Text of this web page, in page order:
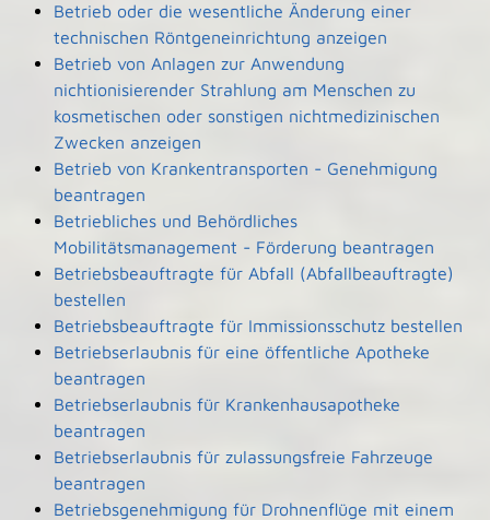
Betrieb oder die wesentliche Änderung einer
technischen Röntgeneinrichtung anzeigen
Betrieb von Anlagen zur Anwendung
nichtionisierender Strahlung am Menschen zu
kosmetischen oder sonstigen nichtmedizinischen
Zwecken anzeigen
Betrieb von Krankentransporten - Genehmigung
beantragen
Betriebliches und Behördliches
Mobilitätsmanagement - Förderung beantragen
Betriebsbeauftragte für Abfall (Abfallbeauftragte)
bestellen
Betriebsbeauftragte für Immissionsschutz bestellen
Betriebserlaubnis für eine öffentliche Apotheke
beantragen
Betriebserlaubnis für Krankenhausapotheke
beantragen
Betriebserlaubnis für zulassungsfreie Fahrzeuge
beantragen
Betriebsgenehmigung für Drohnenflüge mit einem